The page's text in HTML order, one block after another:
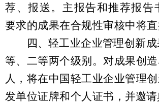
荐、报送。主报告和推荐报告
要求的成果在合规性审核中将直
四、 轻工业企业管理创新
等、二等两个级别。对成果创
人，将在中国轻工业企业管理
发单位证牌和个人证书， 并邀请